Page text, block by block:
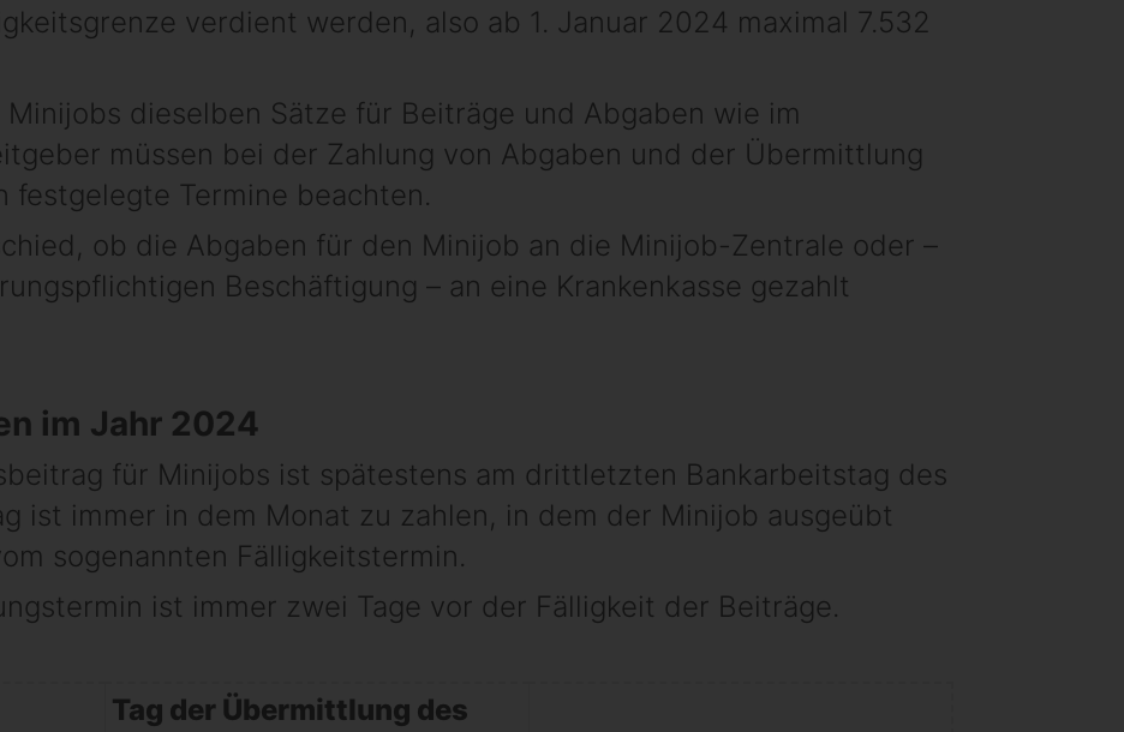
verdient werden, also ab 1. Januar 2024 maximal 7.532
dieselben Sätze für Beiträge und Abgaben wie im
müssen bei der Zahlung von Abgaben und der Übermittlung
festgelegte Termine beachten.
ob die Abgaben für den Minijob an die Minijob-Zentrale oder –
Beschäftigung – an eine Krankenkasse gezahlt
im Jahr 2024
für Minijobs ist spätestens am drittletzten Bankarbeitstag des
ist immer in dem Monat zu zahlen, in dem der Minijob ausgeübt
sogenannten Fälligkeitstermin.
ist immer zwei Tage vor der Fälligkeit der Beiträge.
Tag der Übermittlung des